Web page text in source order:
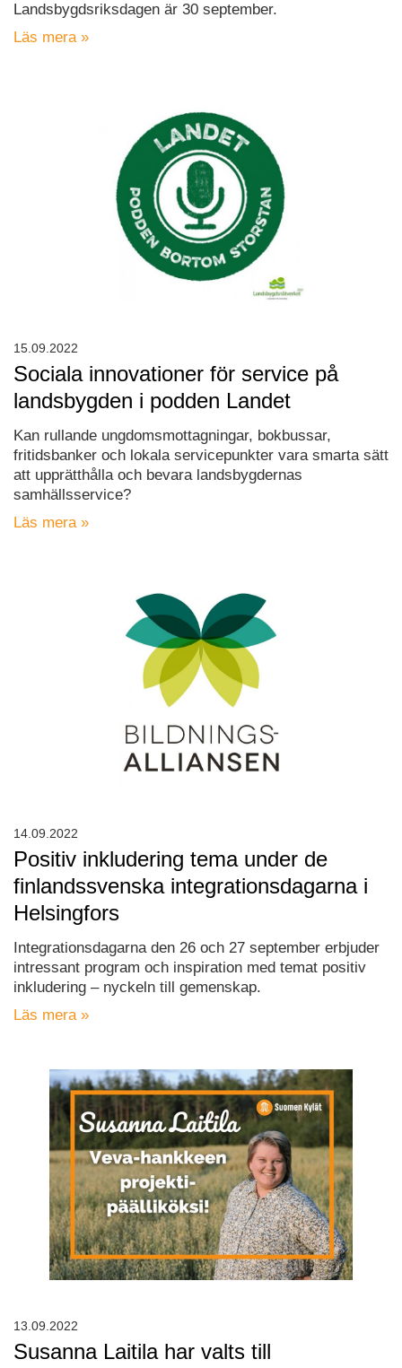
Landsbygdsriksdagen är 30 september.
Läs mera »
Sociala innovationer för service på
landsbygden i podden Landet
Kan rullande ungdomsmottagningar, bokbussar,
fritidsbanker och lokala servicepunkter vara smarta sätt
att upprätthålla och bevara landsbygdernas
samhällsservice?
Läs mera »
15.09.2022
Positiv inkludering tema under de
finlandssvenska integrationsdagarna i
Helsingfors
Integrationsdagarna den 26 och 27 september erbjuder
intressant program och inspiration med temat positiv
inkludering – nyckeln till gemenskap.
Läs mera »
14.09.2022
Susanna Laitila har valts till
13.09.2022